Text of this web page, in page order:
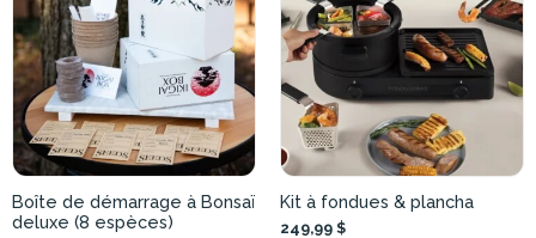
Boîte de démarrage à Bonsaï
deluxe (8 espèces)
Kit à fondues & plancha
249,99 $